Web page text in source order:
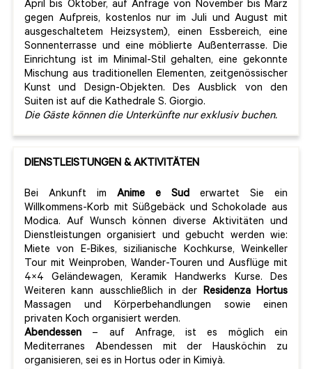
April bis Oktober, auf Anfrage von November bis März
gegen Aufpreis, kostenlos nur im Juli und August mit
ausgeschaltetem Heizsystem), einen Essbereich, eine
Sonnenterrasse und eine möblierte Außenterrasse. Die
Einrichtung ist im Minimal-Stil gehalten, eine gekonnte
Mischung aus traditionellen Elementen, zeitgenössischer
Kunst und Design-Objekten. Des Ausblick von den
Suiten ist auf die Kathedrale S. Giorgio.
Die Gäste können die Unterkünfte nur exklusiv buchen.
DIENSTLEISTUNGEN & AKTIVITÄTEN
Bei Ankunft im Anime e Sud erwartet Sie ein
Willkommens-Korb mit Süßgebäck und Schokolade aus
Modica. Auf Wunsch können diverse Aktivitäten und
Dienstleistungen organisiert und gebucht werden wie:
Miete von E-Bikes, sizilianische Kochkurse, Weinkeller
Tour mit Weinproben, Wander-Touren und Ausflüge mit
4×4 Geländewagen, Keramik Handwerks Kurse. Des
Weiteren kann ausschließlich in der Residenza Hortus
Massagen und Körperbehandlungen sowie einen
privaten Koch organisiert werden.
Abendessen – auf Anfrage, ist es möglich ein
Mediterranes Abendessen mit der Hausköchin zu
organisieren, sei es in Hortus oder in Kimiyà.